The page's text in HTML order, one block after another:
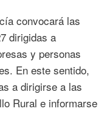
convocará las
dirigidas a
y personas
En este sentido,
a dirigirse a las
Rural e informarse